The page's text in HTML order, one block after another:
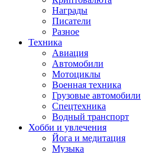
Награды
Писатели
Разное
Техника
Авиация
Автомобили
Мотоциклы
Военная техника
Грузовые автомобили
Спецтехника
Водный транспорт
Хобби и увлечения
Йога и медитация
Музыка